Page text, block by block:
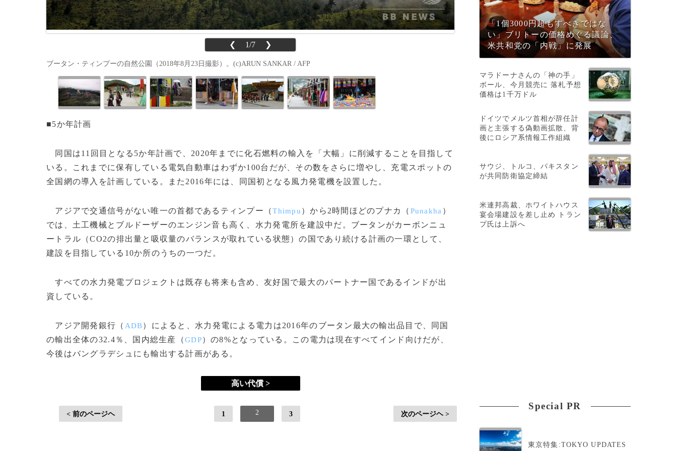
❮ 1/7 ❯
ブータン・ティンプーの自然公園（2018年8月23日撮影）。(c)ARUN SANKAR / AFP
■5か年計画
同国は11回目となる5か年計画で、2020年までに化石燃料の輸入を「大幅」に削減することを目指して
いる。これまでに保有している電気自動車はわずか100台だが、その数をさらに増やし、充電スポットの
全国網の導入を計画している。また2016年には、同国初となる風力発電機を設置した。
アジアで交通信号がない唯一の首都であるティンプー（Thimpu ）から2時間ほどのプナカ（ Punakha ）
では、土工機械とブルドーザーのエンジン音も高く、水力発電所を建設中だ。ブータンがカーボンニュ
ートラル（CO2の排出量と吸収量のバランスが取れている状態）の国であり続ける計画の一環として、
建設を目指している10か所のうちの一つだ。
すべての水力発電プロジェクトは既存も将来も含め、友好国で最大のパートナー国であるインドが出
資している。
アジア開発銀行（ ADB）によると、水力発電による電力は2016年のブータン最大の輸出品目で、同国
の輸出全体の32.4％、国内総生産（GDP）の8%となっている。この電力は現在すべてインド向けだが、
今後はバングラデシュにも輸出する計画がある。
高い代償 >
< 前のページヘ 1 2 3 次のページヘ >
「1個3000円超もすべきではな
い」ブリトーの価格めぐる議論、
米共和党の「内戦」に発展
マラドーナさんの「神の手」
ボール、今月競売に 落札予想
価格は1千万ドル
ドイツでメルツ首相が辞任計
画と主張する偽動画拡散、背
後にロシア系情報工作組織
サウジ、トルコ、パキスタン
が共同防衛協定締結
米連邦高裁、ホワイトハウス
宴会場建設を差し止め トラン
プ氏は上訴へ
Special PR
東京特集:TOKYO UPDATES